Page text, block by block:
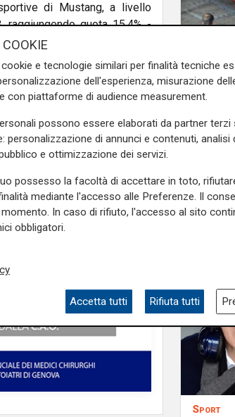
di Mustang, a livello
quota 15,4% -
Bullitt.
sulla Liguria seguiteci sul
e su Facebook.
Da
la
caschi
Sport
e tecnologie similari per finalità tecniche
dell'esperienza, misurazione
con piattaforme di audience measurement.
possono essere elaborati da partner
personalizzazione di annunci e contenuti, analisi
e ottimizzazione dei servizi.
possesso la facoltà di accettare in toto,
mediante l'accesso alle Preferenze. Il
In caso di rifiuto, l'accesso al sito
obbligatori.
Accetta tutti Rifiuta tutti